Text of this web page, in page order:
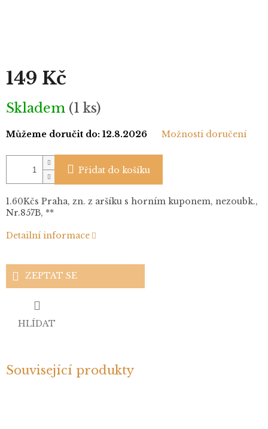
149 Kč
Měrná
cena:
Skladem (1 ks)
Můžeme doručit do: 12.8.2026 Možnosti doručení
Přidat do košíku
1.60Kčs Praha, zn. z aršíku s horním kuponem, nezoubk.,
Nr.857B, **
Detailní informace
ZEPTAT SE
HLÍDAT
Související produkty